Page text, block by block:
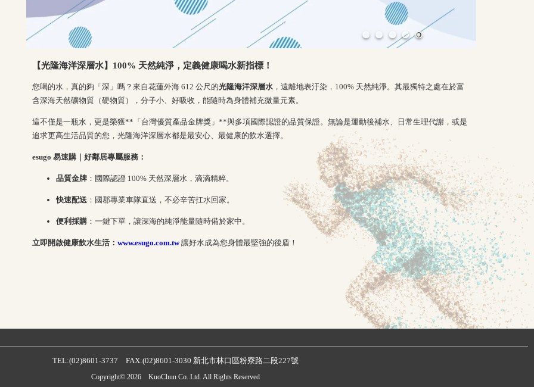
【光隆海洋深層水】100% 天然純淨，定義健康喝水新指標！
您喝的水，真的夠「深」嗎？來自花蓮外海 612 公尺的光隆海洋深層水 ，遠離地表汙染，100% 天然純淨。其最獨特之處在於富
含深海天然礦物質（硬物質），分子小、好吸收，能隨時為身體補充微量元素。
這不僅是一瓶水，更是榮獲**「台灣優質產品金牌獎」**與多項國際認證的品質保證。無論是運動後補水、日常生理代謝，或是
追求更高生活品質的您，光隆海洋深層水都是最安心、最健康的飲水選擇。
esugo 易速購｜好鄰居專屬服務：
品質金牌 ：國際認證 100% 天然深層水，滴滴精粹。
快速配送 ：國郡專業車隊直送，不必辛苦扛水回家。
便利採購 ：一鍵下單，讓深海的純淨能量隨時備於家中。
立即開啟健康飲水生活： www.esugo.com.tw讓好水成為您身體最堅強的後盾！
TEL:(02)8601-3737 FAX:(02)8601-3030 新北市林口區粉寮路二段227號
Copyright© 2026 KuoChun Co..Ltd. All Rights Reserved